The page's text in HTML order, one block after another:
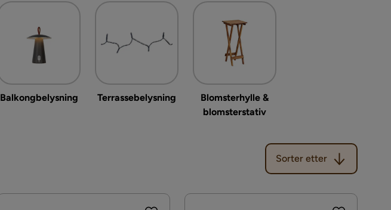
Balkongbelysning Terrassebelysning
Blomsterhylle &
blomsterstativ
Sorter etter
Sorter etter